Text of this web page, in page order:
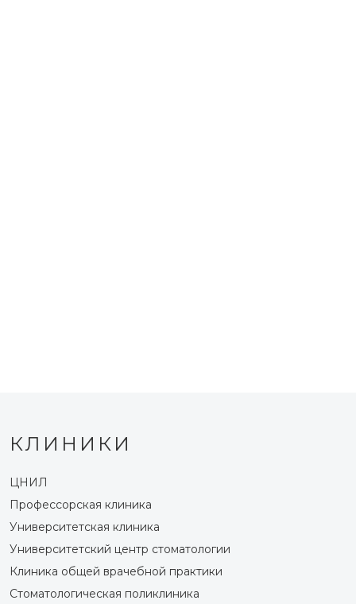
КЛИНИКИ
ЦНИЛ
Профессорская клиника
Университетская клиника
Университетский центр стоматологии
Клиника общей врачебной практики
Стоматологическая поликлиника